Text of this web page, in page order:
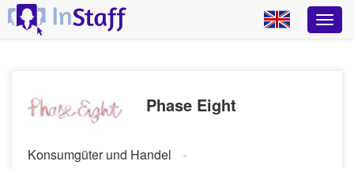
Phase Eight
Konsumgüter und Handel